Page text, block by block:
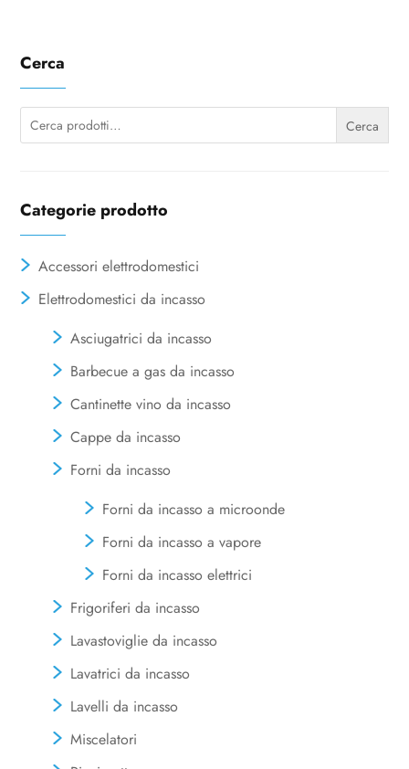
Cerca
Cerca: Cerca
Categorie prodotto
Accessori elettrodomestici
Elettrodomestici da incasso
Asciugatrici da incasso
Barbecue a gas da incasso
Cantinette vino da incasso
Cappe da incasso
Forni da incasso
Forni da incasso a microonde
Forni da incasso a vapore
Forni da incasso elettrici
Frigoriferi da incasso
Lavastoviglie da incasso
Lavatrici da incasso
Lavelli da incasso
Miscelatori